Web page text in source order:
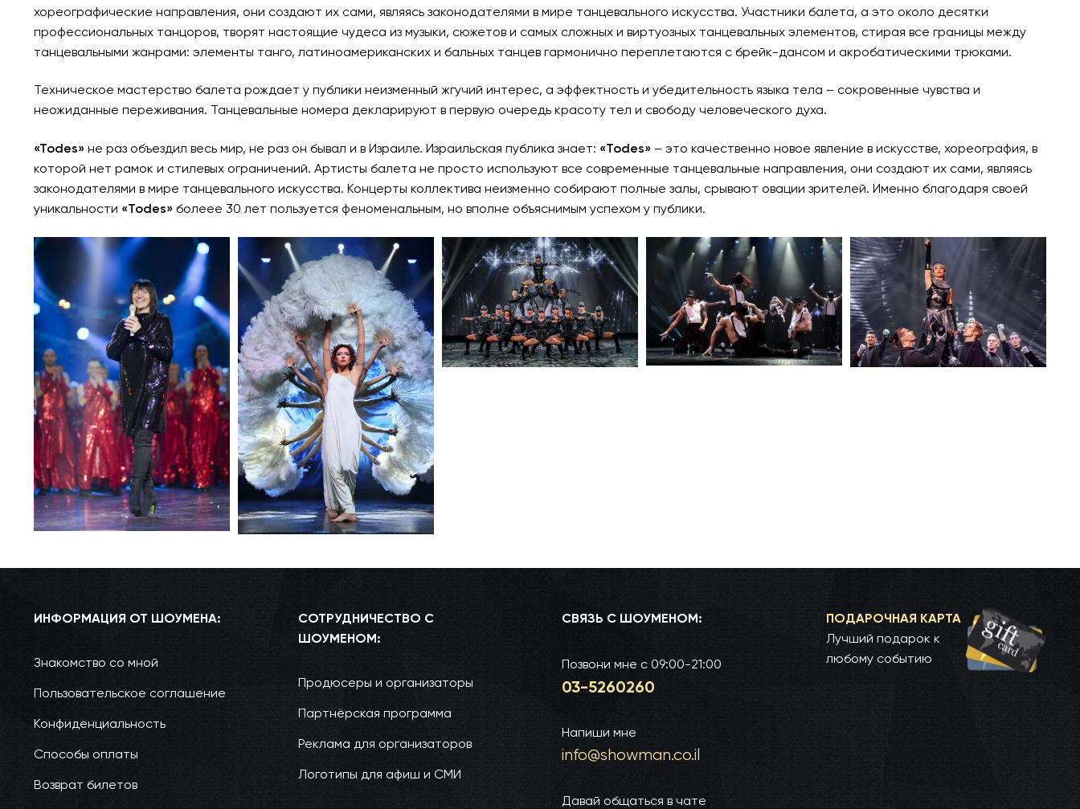
хореографические направления, они создают их сами, являясь законодателями в мире танцевального искусства. Участники балета, а это около десятки
профессиональных танцоров, творят настоящие чудеса из музыки, сюжетов и самых сложных и виртуозных танцевальных элементов, стирая все границы между
танцевальными жанрами: элементы танго, латиноамериканских и бальных танцев гармонично переплетаются с брейк-дансом и акробатическими трюками.
Техническое мастерство балета рождает у публики неизменный жгучий интерес, а эффектность и убедительность языка тела – сокровенные чувства и
неожиданные переживания. Танцевальные номера декларируют в первую очередь красоту тел и свободу человеческого духа.
«Todes»не раз объездил весь мир, не раз он бывал и в Израиле. Израильская публика знает: «Todes»– это качественно новое явление в искусстве, хореография, в
которой нет рамок и стилевых ограничений. Артисты балета не просто используют все современные танцевальные направления, они создают их сами, являясь
законодателями в мире танцевального искусства. Концерты коллектива неизменно собирают полные залы, срывают овации зрителей. Именно благодаря своей
уникальности «Todes»болеее 30 лет пользуется феноменальным, но вполне объяснимым успехом у публики.
ИНФОРМАЦИЯ ОТ ШОУМЕНА:
Знакомство со мной
Пользовательское соглашение
Конфиденциальность
Способы оплаты
Возврат билетов
СОТРУДНИЧЕСТВО С
ШОУМЕНОМ:
Продюсеры и организаторы
Партнёрская программа
Реклама для организаторов
Логотипы для афиш и СМИ
СВЯЗЬ С ШОУМЕНОМ:
Позвони мне с 09:00-21:00
03-52­60­260
Напиши мне
info@show­man.co.il
Давай общаться в чате
ПОДАРОЧНАЯ КАРТА
Лучший подарок к
любому событию